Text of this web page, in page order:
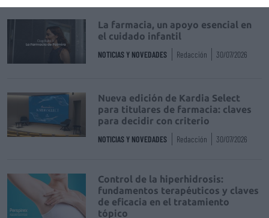
La farmacia, un apoyo esencial en
el cuidado infantil
NOTICIAS Y NOVEDADES Redacción 30/07/2026
Nueva edición de Kardia Select
para titulares de farmacia: claves
para decidir con criterio
NOTICIAS Y NOVEDADES Redacción 30/07/2026
Control de la hiperhidrosis:
fundamentos terapéuticos y claves
de eficacia en el tratamiento
tópico